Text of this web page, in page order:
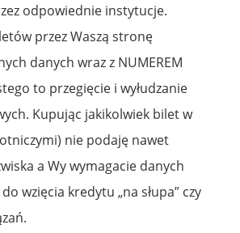
odpowiednie instytucje.
przez Waszą stronę
danych wraz z NUMEREM
to przegięcie i wyłudzanie
Kupując jakikolwiek bilet w
nie podaję nawet
a Wy wymagacie danych
wzięcia kredytu „na słupa” czy